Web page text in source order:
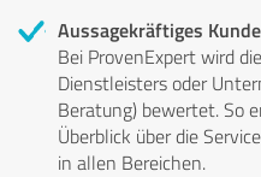
Aussagekräftiges
Bei ProvenExpert wird
Dienstleisters oder
Beratung) bewertet. So
Überblick über die
in allen Bereichen.